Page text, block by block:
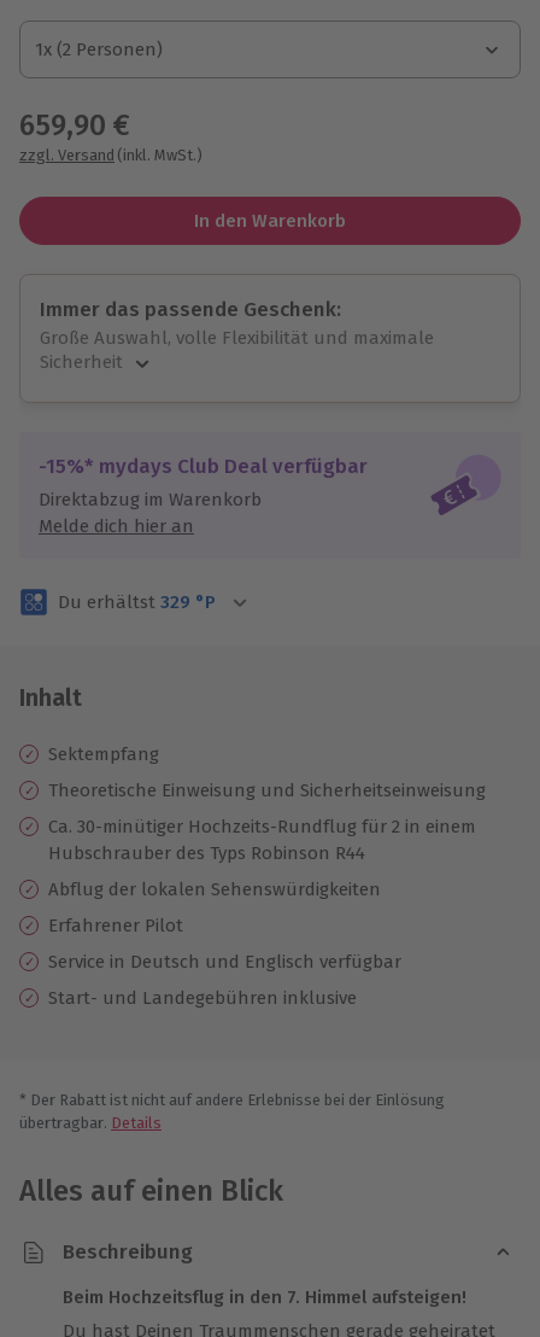
1x (2 Personen)
1x (2 Personen)
1x (2 Personen)
659,90 €
zzgl. Versand (inkl. MwSt.)
In den Warenkorb
Immer das passende Geschenk:
Große Auswahl, volle Flexibilität und maximale
Sicherheit
Jeder Gutschein für alle Erlebnisse einlösbar.
Maximale Sicherheit
3 Jahre gültig & verlängerbar.
-15%* mydays Club Deal verfügbar
Direktabzug im Warenkorb
Melde dich hier an
Du erhältst 329 °P
Inhalt
Sektempfang
Theoretische Einweisung und Sicherheitseinweisung
Ca. 30-minütiger Hochzeits-Rundflug für 2 in einem
Hubschrauber des Typs Robinson R44
Abflug der lokalen Sehenswürdigkeiten
Erfahrener Pilot
Service in Deutsch und Englisch verfügbar
Start- und Landegebühren inklusive
* Der Rabatt ist nicht auf andere Erlebnisse bei der Einlösung
übertragbar. Details
Alles auf einen Blick
Beschreibung
Beim Hochzeitsflug in den 7. Himmel aufsteigen!
Du hast Deinen Traummenschen gerade geheiratet